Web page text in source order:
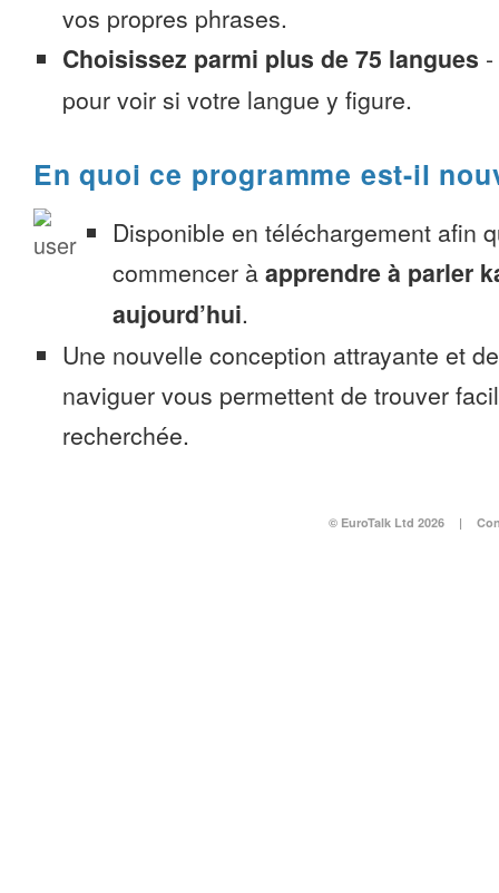
vos propres phrases.
Choisissez parmi plus de 75 langues -
pour voir si votre langue y figure.
En quoi ce programme est-il
Disponible en téléchargement afin
commencer à apprendre à parler
aujourd’hui.
Une nouvelle conception attrayante et
naviguer vous permettent de trouver
recherchée.
© EuroTalk Ltd 2026 |